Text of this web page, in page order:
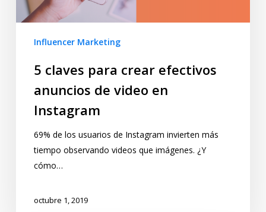
Influencer Marketing
5 claves para crear efectivos
anuncios de video en
Instagram
69% de los usuarios de Instagram invierten más
tiempo observando videos que imágenes. ¿Y
cómo…
octubre 1, 2019